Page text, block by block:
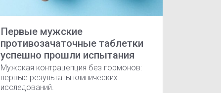
Первые мужские
противозачаточные таблетки
успешно прошли испытания
Мужская контрацепция без гормонов:
первые результаты клинических
исследований.